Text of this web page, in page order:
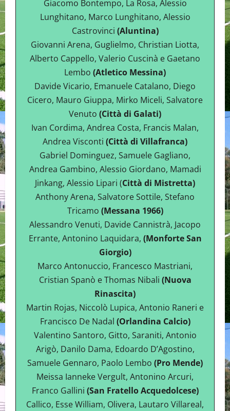
Giacomo Bontempo, La Rosa, Alessio
Lunghitano, Marco Lunghitano, Alessio
Castrovinci (Aluntina)
Giovanni Arena, Guglielmo, Christian Liotta,
Alberto Cappello, Valerio Cuscinà e Gaetano
Lembo (Atletico Messina)
Davide Vicario, Emanuele Catalano, Diego
Cicero, Mauro Giuppa, Mirko Miceli, Salvatore
Venuto (Città di Galati)
Ivan Cordima, Andrea Costa, Francis Malan,
Andrea Visconti (Città di Villafranca)
Gabriel Dominguez, Samuele Gagliano,
Andrea Gambino, Alessio Giordano, Mamadi
Jinkang, Alessio Lipari (Città di Mistretta)
Anthony Arena, Salvatore Sottile, Stefano
Tricamo (Messana 1966)
Alessandro Venuti, Davide Cannistrà, Jacopo
Errante, Antonino Laquidara, (Monforte San
Giorgio)
Marco Antonuccio, Francesco Mastriani,
Cristian Spanò e Thomas Nibali (Nuova
Rinascita)
Martin Rojas, Niccolò Lupica, Antonio Raneri e
Francisco De Nadal (Orlandina Calcio)
Valentino Santoro, Gitto, Saraniti, Antonio
Arigò, Danilo Dama, Edoardo D’Agostino,
Samuele Gennaro, Paolo Lembo (Pro Mende)
Meissa Ianneke Vergult, Antonino Arcuri,
Franco Gallini (San Fratello Acquedolcese)
Callico, Esse William, Olivera, Lautaro Villareal,